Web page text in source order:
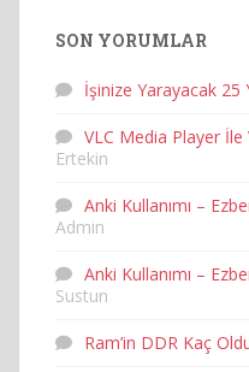
SON YORUMLAR
İşinize Yarayacak 25
VLC Media Player İle
Ertekin
Anki Kullanımı –
Admin
Anki Kullanımı –
Sustun
Ram’in DDR Kaç